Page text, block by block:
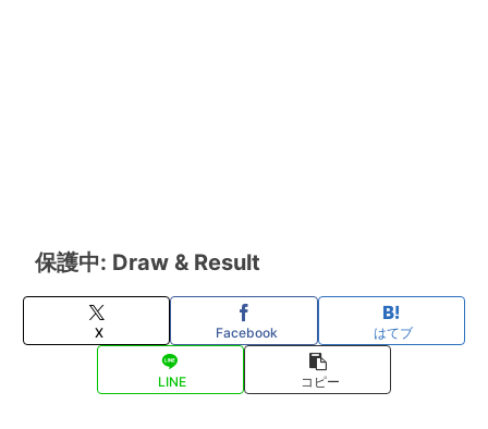
保護中: Draw & Result
X Facebook はてブ
LINE コピー